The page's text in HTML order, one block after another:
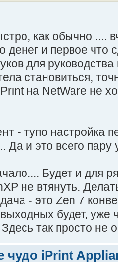
как обычно ....
денег и первое что
для
становиться,
на NetWare не
- тупо настройка
Да и это всего пару
Будет и для
не втянуть.
- это Zеn 7
будет, уже
так просто не
чудо iPrint